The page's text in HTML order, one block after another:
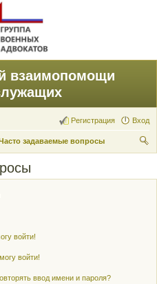
взаимопомощи
Вход
Регистрация
задаваемые вопросы
войти!
войти!
ввод имени и пароля?